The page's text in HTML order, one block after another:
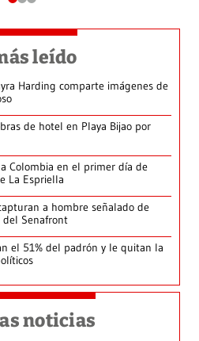
leído
Harding comparte imágenes de
de hotel en Playa Bijao por
Colombia en el primer día de
La Espriella
a hombre señalado de
Senafront
el 51% del padrón y le quitan la
noticias